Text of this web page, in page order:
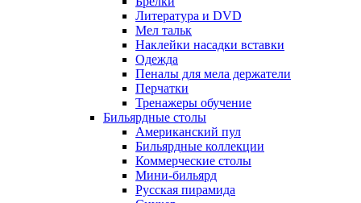
Литература и DVD
Мел тальк
Наклейки насадки вставки
Одежда
Пеналы для мела держатели
Перчатки
Тренажеры обучение
Бильярдные столы
Американский пул
Бильярдные коллекции
Коммерческие столы
Мини-бильярд
Русская пирамида